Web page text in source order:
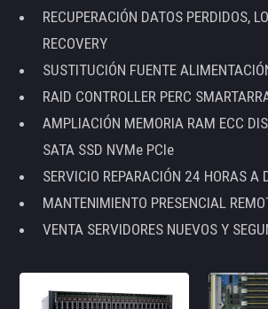
RECUPERACIÓN DATOS PERDIDOS,
RECOVERY
SUSTITUCIÓN FUENTE
RAID CONTROLLER PERC
AMPLIACIÓN MEMORIA RAM ECC
SATA SSD NVMe PCIe
SERVICIO REPARACIÓN 24 HORAS A
MANTENIMIENTO PRESENCIAL
VENTA SERVIDORES NUEVOS Y